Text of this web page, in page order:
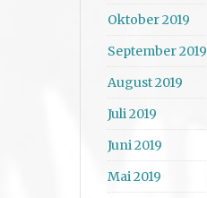
Oktober 2019
September 2019
August 2019
Juli 2019
Juni 2019
Mai 2019